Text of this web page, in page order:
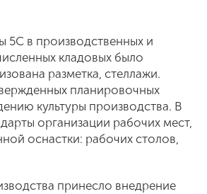
5С в производственных и
кладовых было
разметка, стеллажи.
планировочных
культуры производства. В
организации рабочих мест,
оснастки: рабочих столов,
принесло внедрение